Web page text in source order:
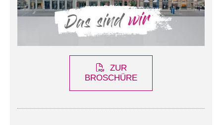
ZUR
BROSCHÜRE